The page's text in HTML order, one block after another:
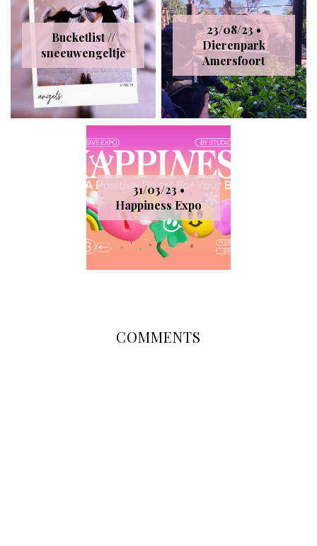
Bucketlist //
sneeuwengeltje
23/08/23 •
Dierenpark
Amersfoort
31/03/23 •
Happiness Expo
COMMENTS